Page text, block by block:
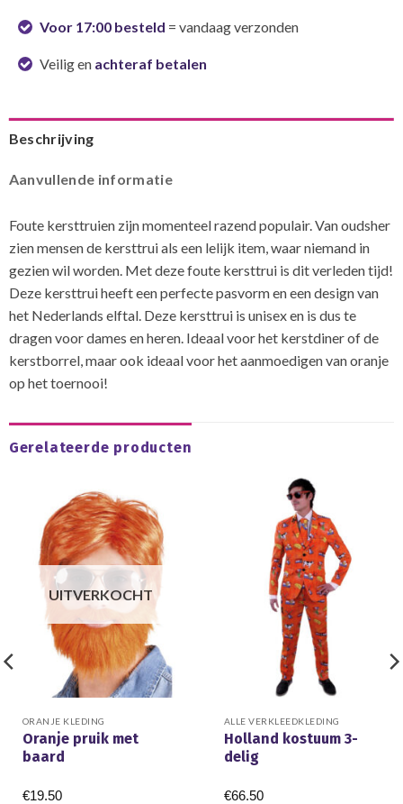
Voor 17:00 besteld = vandaag verzonden
Veilig en achteraf betalen
Beschrijving
Aanvullende informatie
Foute kersttruien zijn momenteel razend populair. Van oudsher
zien mensen de kersttrui als een lelijk item, waar niemand in
gezien wil worden. Met deze foute kersttrui is dit verleden tijd!
Deze kersttrui heeft een perfecte pasvorm en een design van
het Nederlands elftal. Deze kersttrui is unisex en is dus te
dragen voor dames en heren. Ideaal voor het kerstdiner of de
kerstborrel, maar ook ideaal voor het aanmoedigen van oranje
op het toernooi!
Gerelateerde producten
UITVERKOCHT
ORANJE KLEDING
Oranje pruik met
baard
€19.50
ALLE VERKLEEDKLEDING
Holland kostuum 3-
delig
€66.50